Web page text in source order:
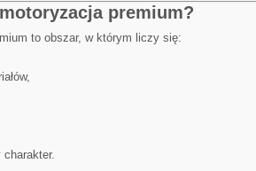
premium?
to obszar, w którym liczy się:
charakter.